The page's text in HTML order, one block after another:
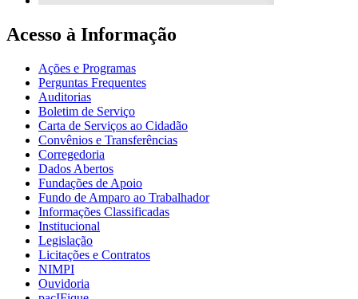
Acesso à Informação
Ações e Programas
Perguntas Frequentes
Auditorias
Boletim de Serviço
Carta de Serviços ao Cidadão
Convênios e Transferências
Corregedoria
Dados Abertos
Fundações de Apoio
Fundo de Amparo ao Trabalhador
Informações Classificadas
Institucional
Legislação
Licitações e Contratos
NIMPI
Ouvidoria